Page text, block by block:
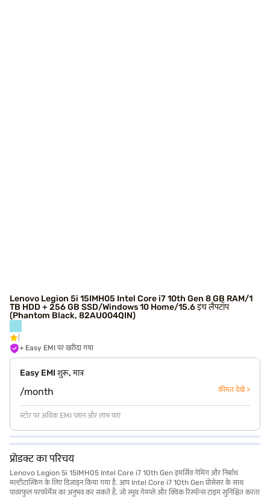
Lenovo Legion 5i 15IMH05 Intel Core i7 10th Gen 8 GB RAM/1
TB HDD + 256 GB SSD/Windows 10 Home/15.6 इंच लैपटॉप
(Phantom Black, 82AU004QIN)
+ Easy EMI पर खरीदा गया
Easy EMI शुरू, मात्र
/month कीमत देखें >
स्टोर पर अधिक EMI प्लान और लाभ पाएं
प्रोडक्ट का परिचय
Lenovo Legion 5i 15IMH05 Intel Core i7 10th Gen इमर्सिव गेमिंग और निर्बाध
मल्टीटास्किंग के लिए डिज़ाइन किया गया है. आप Intel Core i7 10th Gen प्रोसेसर के साथ
पावरफुल परफॉर्मेंस का अनुभव कर सकते हैं, जो स्मूथ गेमप्ले और क्विक रिस्पॉन्स टाइम सुनिश्चित करता